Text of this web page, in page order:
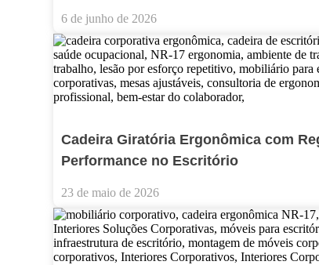
6 de junho de 2026
Cadeira Giratória Ergonômica com
Performance no Escritório
23 de maio de 2026